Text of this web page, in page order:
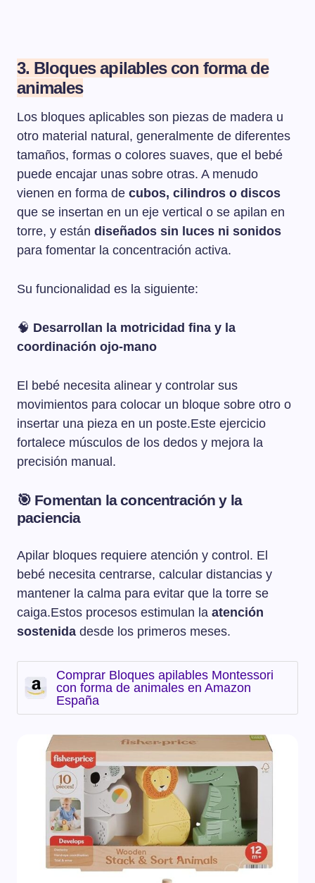
3. Bloques apilables con forma de
animales
Los bloques aplicables son piezas de madera u
otro material natural, generalmente de diferentes
tamaños, formas o colores suaves, que el bebé
puede encajar unas sobre otras. A menudo
vienen en forma de cubos, cilindros o discos
que se insertan en un eje vertical o se apilan en
torre, y están diseñados sin luces ni sonidos
para fomentar la concentración activa.
Su funcionalidad es la siguiente:
🧠 Desarrollan la motricidad fina y la
coordinación ojo-mano
El bebé necesita alinear y controlar sus
movimientos para colocar un bloque sobre otro o
insertar una pieza en un poste.Este ejercicio
fortalece músculos de los dedos y mejora la
precisión manual.
🎯 Fomentan la concentración y la
paciencia
Apilar bloques requiere atención y control. El
bebé necesita centrarse, calcular distancias y
mantener la calma para evitar que la torre se
caiga.Estos procesos estimulan la atención
sostenida desde los primeros meses.
Comprar Bloques apilables Montessori
con forma de animales en Amazon
España